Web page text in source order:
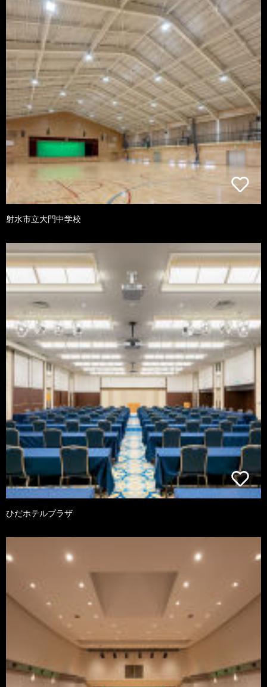
射水市立大門中学校
ひだホテルプラザ